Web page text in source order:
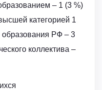
– 1 (3 %)
категорией 1
образования РФ – 3
коллектива –